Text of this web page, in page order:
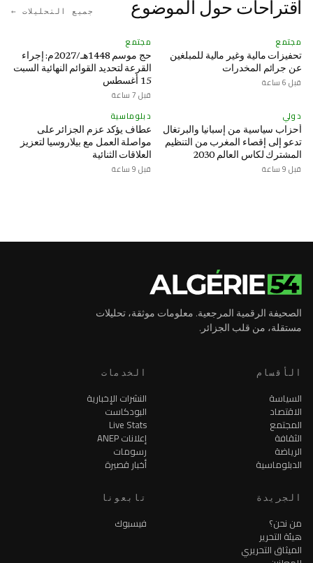
اقتراحات حول الموضوع جميع التحليلات ←
مجتمع
تحفيزات مالية وغير مالية للمبلغين
عن جرائم المخدرات
قبل 6 ساعة
مجتمع
حج موسم 1448هـ/2027م: إجراء
القرعة لتحديد القوائم النهائية السبت
15 أغسطس
قبل 7 ساعة
دولي
أحزاب سياسية من إسبانيا والبرتغال
تدعو إلى إقصاء المغرب من التنظيم
المشترك لكاس العالم 2030
قبل 9 ساعة
دبلوماسية
عطاف يؤكد عزم الجزائر على
مواصلة العمل مع بيلاروسيا لتعزيز
العلاقات الثنائية
قبل 9 ساعة
الصحيفة الرقمية المرجعية. معلومات موثقة، تحليلات
مستقلة، من قلب الجزائر.
الأقسام
السياسة
الاقتصاد
المجتمع
الثقافة
الرياضة
الدبلوماسية
الخدمات
النشرات الإخبارية
البودكاست
Live Stats
إعلانات ANEP
رسومات
أخبار قصيرة
الجريدة
من نحن؟
هيئة التحرير
الميثاق التحريري
تابعونا
فيسبوك